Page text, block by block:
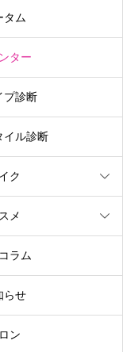
タム
ター
プ診断
イル診断
ク
メ
ラム
らせ
ン